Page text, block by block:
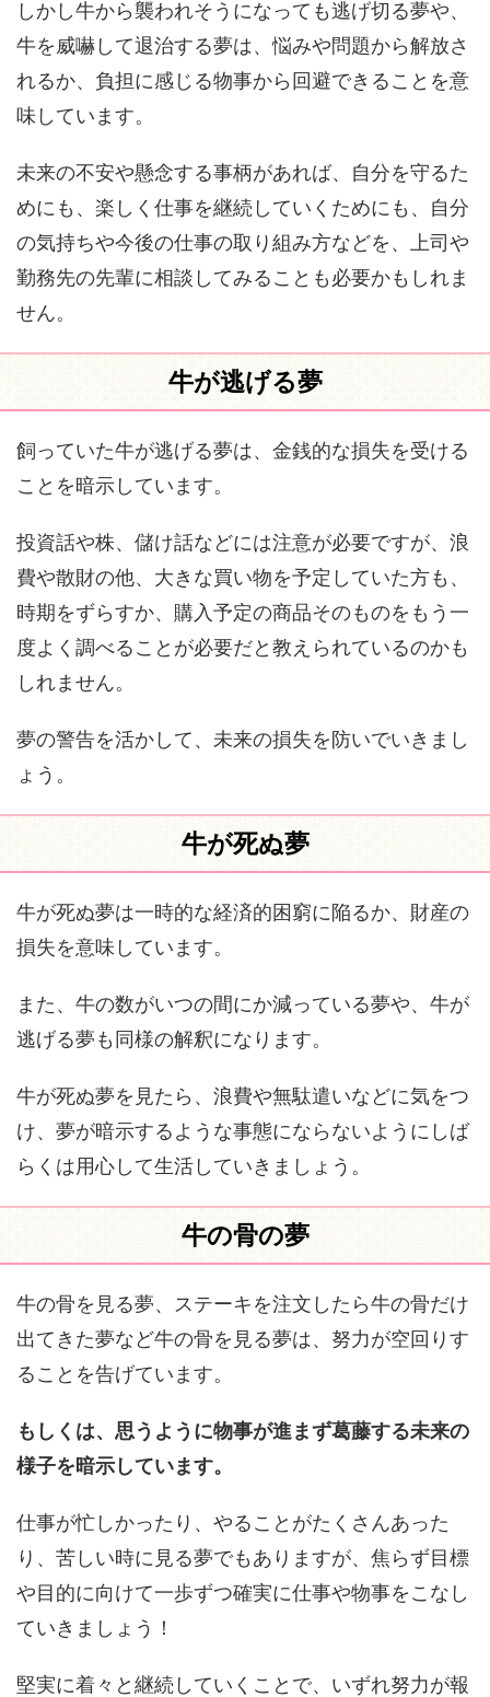
しかし牛から襲われそうになっても逃げ切る夢や、
牛を威嚇して退治する夢は、悩みや問題から解放さ
れるか、負担に感じる物事から回避できることを意
味しています。
未来の不安や懸念する事柄があれば、自分を守るた
めにも、楽しく仕事を継続していくためにも、自分
の気持ちや今後の仕事の取り組み方などを、上司や
勤務先の先輩に相談してみることも必要かもしれま
せん。
牛が逃げる夢
飼っていた牛が逃げる夢は、金銭的な損失を受ける
ことを暗示しています。
投資話や株、儲け話などには注意が必要ですが、浪
費や散財の他、大きな買い物を予定していた方も、
時期をずらすか、購入予定の商品そのものをもう一
度よく調べることが必要だと教えられているのかも
しれません。
夢の警告を活かして、未来の損失を防いでいきまし
ょう。
牛が死ぬ夢
牛が死ぬ夢は一時的な経済的困窮に陥るか、財産の
損失を意味しています。
また、牛の数がいつの間にか減っている夢や、牛が
逃げる夢も同様の解釈になります。
牛が死ぬ夢を見たら、浪費や無駄遣いなどに気をつ
け、夢が暗示するような事態にならないようにしば
らくは用心して生活していきましょう。
牛の骨の夢
牛の骨を見る夢、ステーキを注文したら牛の骨だけ
出てきた夢など牛の骨を見る夢は、努力が空回りす
ることを告げています。
もしくは、思うように物事が進まず葛藤する未来の
様子を暗示しています。
仕事が忙しかったり、やることがたくさんあった
り、苦しい時に見る夢でもありますが、焦らず目標
や目的に向けて一歩ずつ確実に仕事や物事をこなし
ていきましょう！
堅実に着々と継続していくことで、いずれ努力が報